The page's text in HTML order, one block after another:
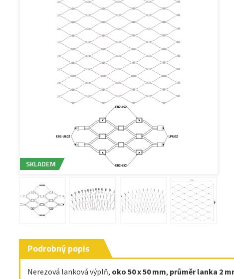
SKLADEM
Podrobný popis
Nerezová lanková výplň, oko 50 x 50 mm, průměr lanka 2